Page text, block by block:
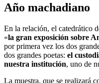
Año machadiano
En la relación, el catedrático
«la gran exposición sobre
por primera vez los dos
dos grandes poetas: el
nuestra institución, uno de
La muestra, que se realizará